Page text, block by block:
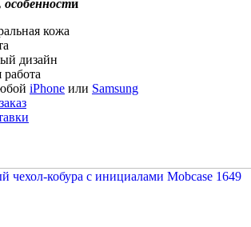
и
кожа
дизайн
работа
iPhone или Samsung